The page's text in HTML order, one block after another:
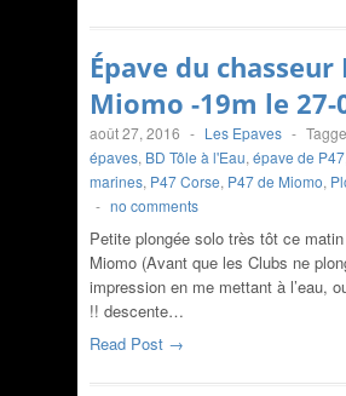
Épave du chasseur
Miomo -19m le 27-
août 27, 2016 - Les Epaves -
épaves, BD Tôle à l'Eau, épave de P47
marines, P47 Corse, P47 de Miomo,
- no comments
Petite plongée solo très tôt ce
Miomo (Avant que les Clubs ne
impression en me mettant à l’eau,
!! descente…
Read Post →